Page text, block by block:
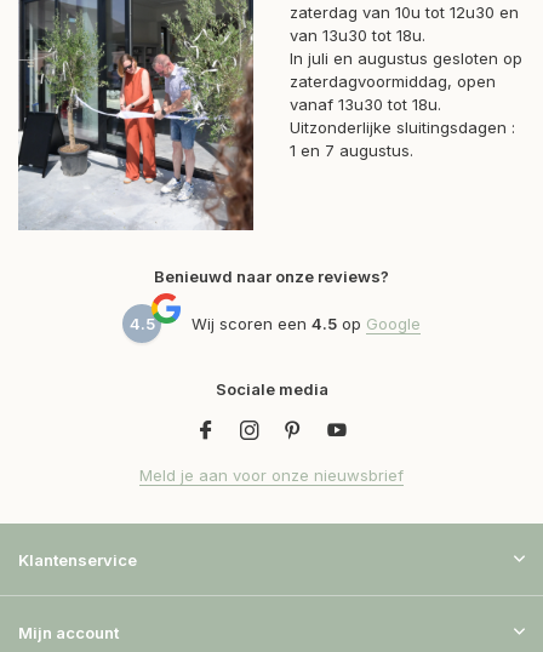
zaterdag van 10u tot 12u30 en
van 13u30 tot 18u.
In juli en augustus gesloten op
zaterdagvoormiddag, open
vanaf 13u30 tot 18u.
Uitzonderlijke sluitingsdagen :
1 en 7 augustus.
Benieuwd naar onze reviews?
4.5 Wij scoren een 4.5 op Google
Sociale media
Meld je aan voor onze nieuwsbrief
Klantenservice
Mijn account